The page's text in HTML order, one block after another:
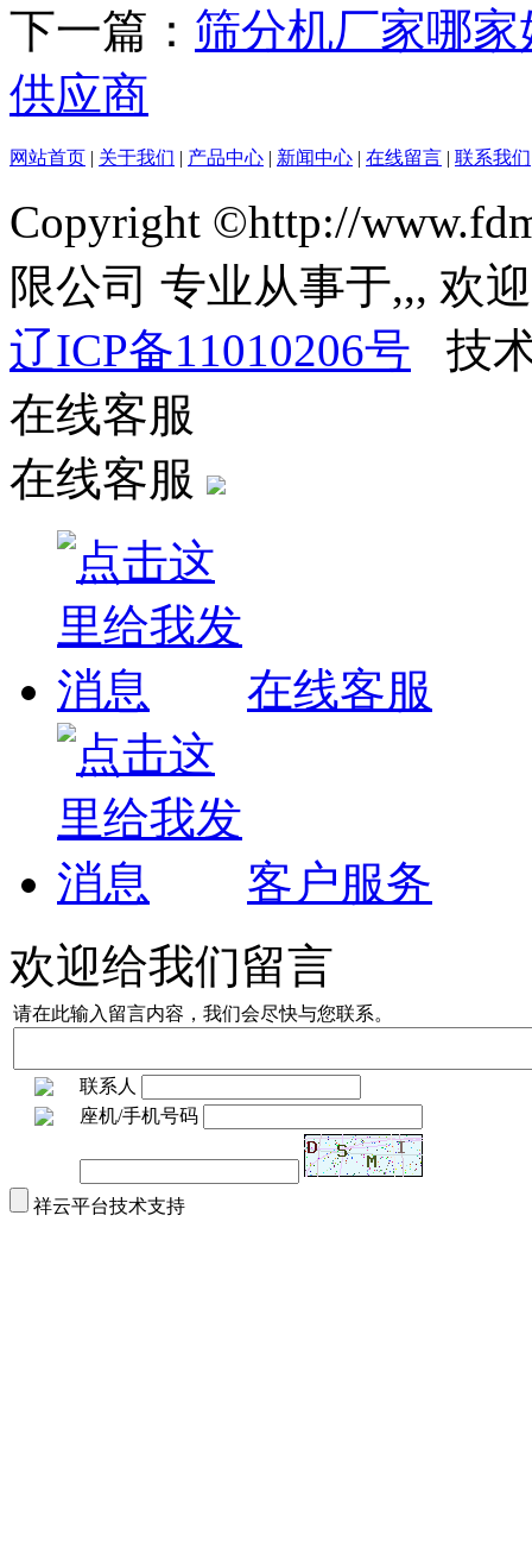
下一篇： 筛分机厂家哪
供应商
网站首页 | 关于我们 | 产品中心 | 新闻中心 | 在线留言 | 联系我们
Copyright ©http://
限公司 专业从事于,,, 欢
辽ICP备11010206号 技
在线客服
在线客服
在线客服
客户服务
欢迎给我们留言
请在此输入留言内容，我们会尽快与您联系。
联系人
座机/手机号码
祥云平台技术支持